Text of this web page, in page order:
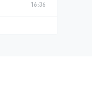
16:36